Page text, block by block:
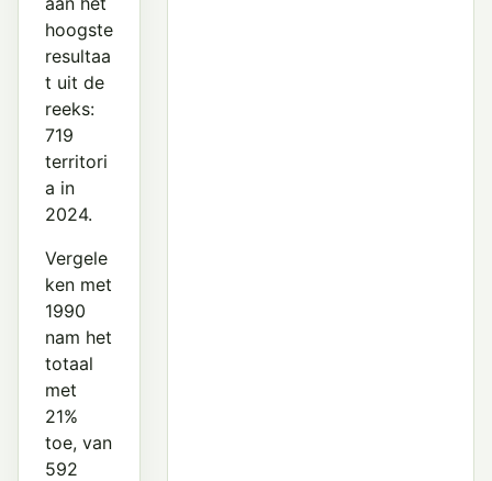
hoogste
resultaa
t uit de
reeks:
719
territori
a in
2024.
Vergele
ken met
1990
nam het
totaal
met
21%
toe, van
592